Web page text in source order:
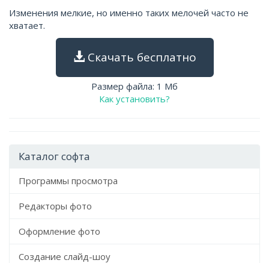
Изменения мелкие, но именно таких мелочей часто не
хватает.
Скачать бесплатно
Размер файла: 1 Мб
Как установить?
Каталог софта
Программы просмотра
Редакторы фото
Оформление фото
Создание слайд-шоу